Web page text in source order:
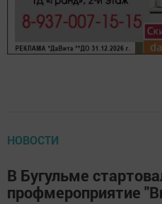
НОВОСТИ
В Бугульме
профмероприятие